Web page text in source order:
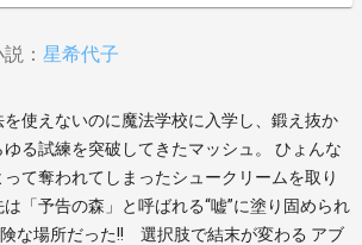
： 星希代子
を使えないのに魔法学校に入学し、鍛え抜か
る試練を突破してきたマッシュ。 ひょんな
て奪われてしまったシュークリームを取り
「予告の森」と呼ばれる“嘘”に塗り固められ
険な場所だった!! 選択肢で結末が変わる アブ